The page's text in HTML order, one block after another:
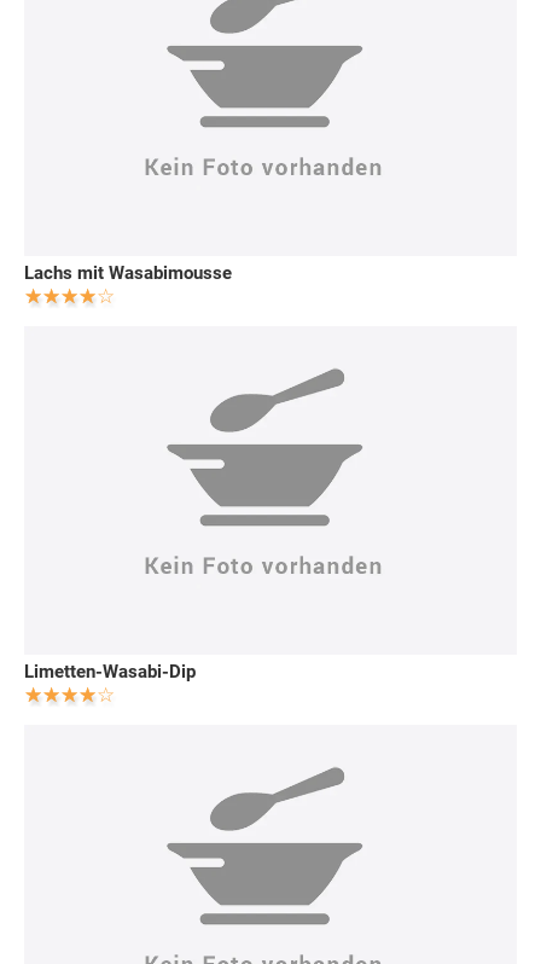
Lachs mit Wasabimousse
Limetten-Wasabi-Dip